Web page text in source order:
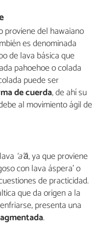
proviene del hawaiano
es denominada
de lava básica que
pahoehoe o colada
puede ser
de cuerda, de ahí su
al movimiento ágil de
‘a’ā, ya que proviene
con lava áspera' o
de practicidad.
que da origen a la
presenta una
.